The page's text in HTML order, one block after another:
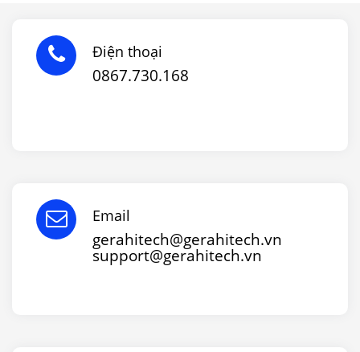
Điện thoại
0867.730.168
Email
gerahitech@gerahitech.vn
support@gerahitech.vn